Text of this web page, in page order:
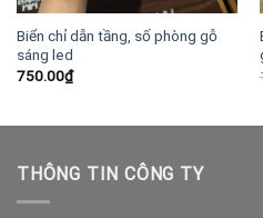
Biển chỉ dẫn tầng, số phòng gỗ
sáng led
750.00₫
THÔNG TIN CÔNG TY